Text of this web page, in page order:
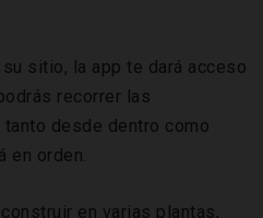
sitio, la app te dará acceso
recorrer las
desde dentro como
en orden.
en varias plantas,